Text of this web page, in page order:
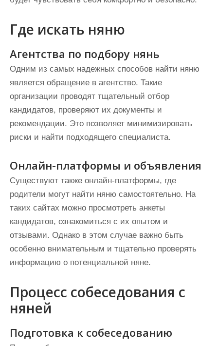
Где искать няню
Агентства по подбору нянь
Одним из самых надежных способов найти няню
является обращение в агентство. Такие
организации проводят тщательный отбор
кандидатов, проверяют их документы и
рекомендации. Это позволяет минимизировать
риски и найти подходящего специалиста.
Онлайн-платформы и объявления
Существуют также онлайн-платформы, где
родители могут найти няню самостоятельно. На
таких сайтах можно просмотреть анкеты
кандидатов, ознакомиться с их опытом и
отзывами. Однако в этом случае важно быть
особенно внимательным и тщательно проверять
информацию о потенциальной няне.
Процесс собеседования с
няней
Подготовка к собеседованию